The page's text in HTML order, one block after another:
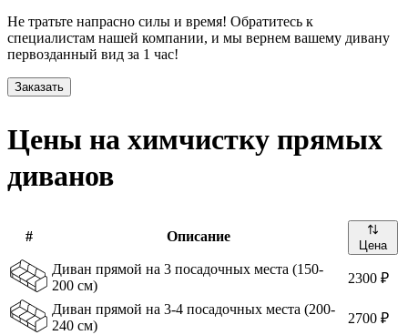
Не тратьте напрасно силы и время! Обратитесь к
специалистам нашей компании, и мы вернем вашему дивану
первозданный вид за 1 час!
Заказать
Цены на химчистку прямых
диванов
# Описание
Цена
Диван прямой на 3 посадочных места (150-
200 см)
2300 ₽
Диван прямой на 3-4 посадочных места (200-
240 см)
2700 ₽